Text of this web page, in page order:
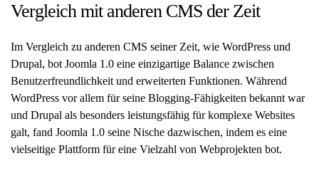
Vergleich mit anderen CMS der Zeit
Im Vergleich zu anderen CMS seiner Zeit, wie WordPress und
Drupal, bot Joomla 1.0 eine einzigartige Balance zwischen
Benutzerfreundlichkeit und erweiterten Funktionen. Während
WordPress vor allem für seine Blogging-Fähigkeiten bekannt war
und Drupal als besonders leistungsfähig für komplexe Websites
galt, fand Joomla 1.0 seine Nische dazwischen, indem es eine
vielseitige Plattform für eine Vielzahl von Webprojekten bot.